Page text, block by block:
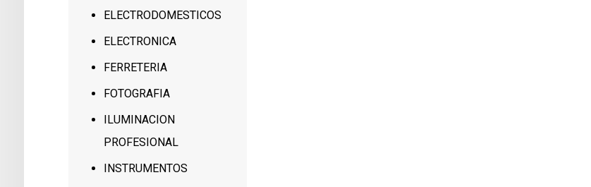
ELECTRODOMESTICOS
ELECTRONICA
FERRETERIA
FOTOGRAFIA
ILUMINACION
PROFESIONAL
INSTRUMENTOS